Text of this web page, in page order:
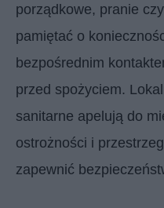
porządkowe, pranie
pamiętać o
bezpośrednim
przed spożyciem.
sanitarne apelują do
ostrożności i
zapewnić